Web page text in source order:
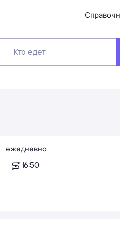
Кто едет
ежедневно
16:50